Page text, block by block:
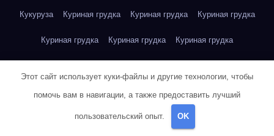
Кукуруза Куриная грудка Куриная грудка Куриная грудка
Куриная грудка Куриная грудка Куриная грудка
Куриная грудка Куриная грудка Куриная грудка
Куриная грудка Куриная грудка Куриная грудка
Этот сайт использует куки-файлы и другие технологии, чтобы
помочь вам в навигации, а также предоставить лучший
пользовательский опыт. OK